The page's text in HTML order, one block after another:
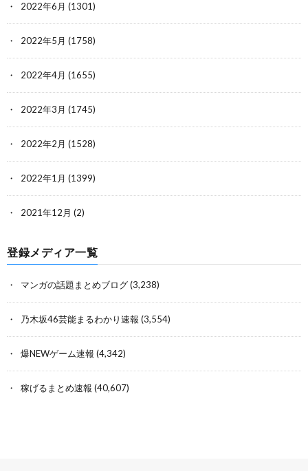
2022年6月 (1301)
2022年5月 (1758)
2022年4月 (1655)
2022年3月 (1745)
2022年2月 (1528)
2022年1月 (1399)
2021年12月 (2)
登録メディア一覧
マンガの話題まとめブログ(3,238)
乃木坂46芸能まるわかり速報 (3,554)
爆NEWゲーム速報 (4,342)
稼げるまとめ速報 (40,607)